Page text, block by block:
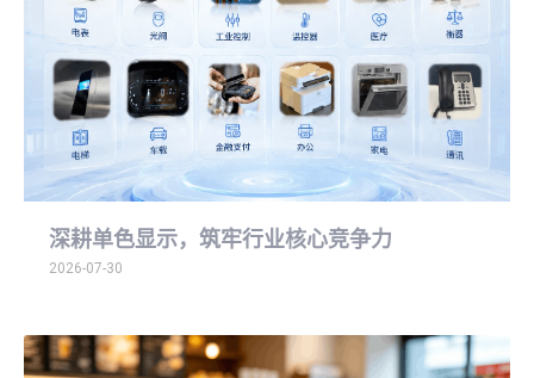
深耕单色显示，筑牢行业核心竞争力
2026-07-30